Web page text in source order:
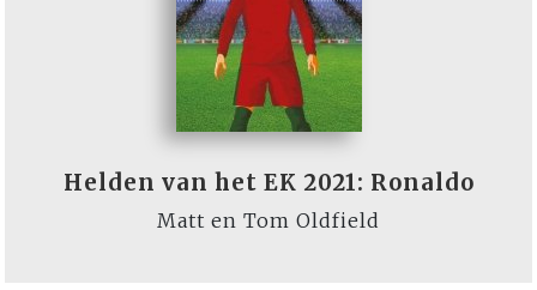
Helden van het EK 2021: Ronaldo
Matt en Tom Oldfield